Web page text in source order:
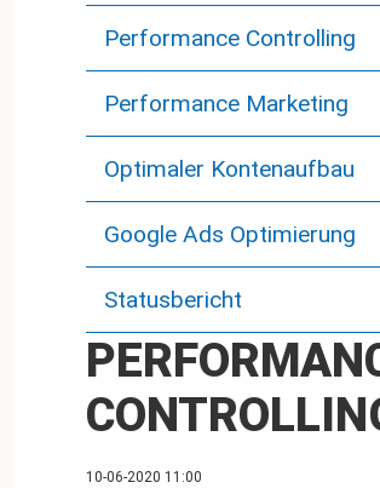
Performance Controlling
Performance Marketing
Optimaler Kontenaufbau
Google Ads Optimierung
Statusbericht
10-06-2020 11:00